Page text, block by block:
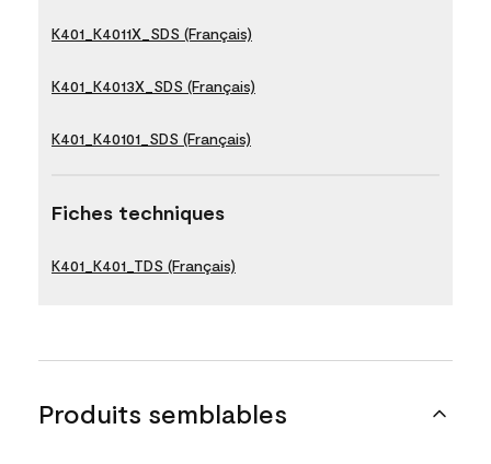
K401_K4011X_SDS (Français)
K401_K4013X_SDS (Français)
K401_K40101_SDS (Français)
Fiches techniques
K401_K401_TDS (Français)
Produits semblables